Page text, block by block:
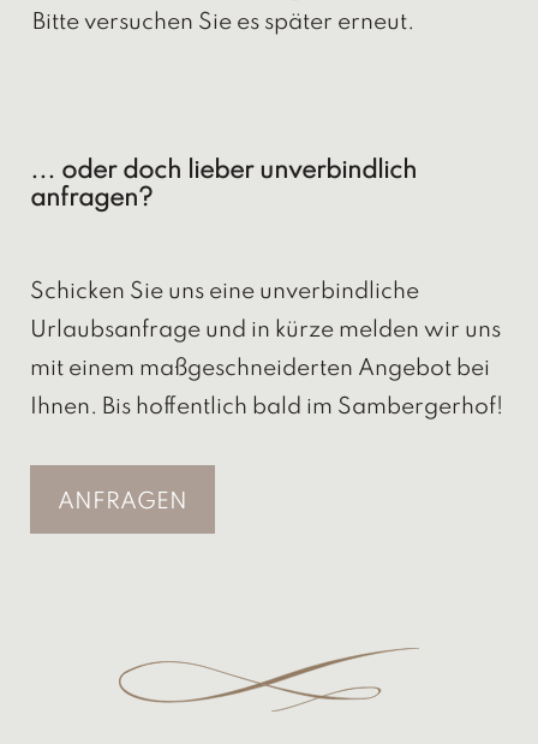
Bitte versuchen Sie es später erneut.
... oder doch lieber unverbindlich
anfragen?
Schicken Sie uns eine unverbindliche
Urlaubsanfrage und in kürze melden wir uns
mit einem maßgeschneiderten Angebot bei
Ihnen. Bis hoffentlich bald im Sambergerhof!
ANFRAGEN